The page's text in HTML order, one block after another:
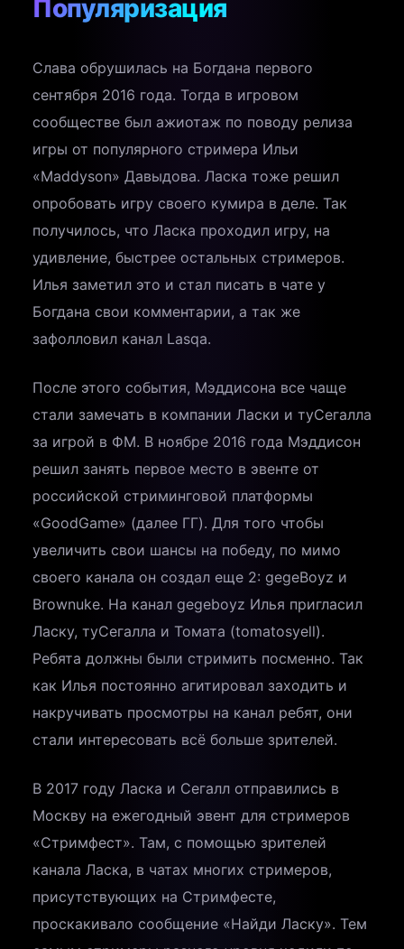
Популяризация
Слава обрушилась на Богдана первого
сентября 2016 года. Тогда в игровом
сообществе был ажиотаж по поводу релиза
игры от популярного стримера Ильи
«Maddyson» Давыдова. Ласка тоже решил
опробовать игру своего кумира в деле. Так
получилось, что Ласка проходил игру, на
удивление, быстрее остальных стримеров.
Илья заметил это и стал писать в чате у
Богдана свои комментарии, а так же
зафолловил канал Lasqa.
После этого события, Мэддисона все чаще
стали замечать в компании Ласки и туСегалла
за игрой в ФМ. В ноябре 2016 года Мэддисон
решил занять первое место в эвенте от
российской стриминговой платформы
«GoodGame» (далее ГГ). Для того чтобы
увеличить свои шансы на победу, по мимо
своего канала он создал еще 2: gegeBoyz и
Brownuke. На канал gegeboyz Илья пригласил
Ласку, туСегалла и Томата (tomatosyell).
Ребята должны были стримить посменно. Так
как Илья постоянно агитировал заходить и
накручивать просмотры на канал ребят, они
стали интересовать всё больше зрителей.
В 2017 году Ласка и Сегалл отправились в
Москву на ежегодный эвент для стримеров
«Стримфест». Там, с помощью зрителей
канала Ласка, в чатах многих стримеров,
присутствующих на Стримфесте,
проскакивало сообщение «Найди Ласку». Тем